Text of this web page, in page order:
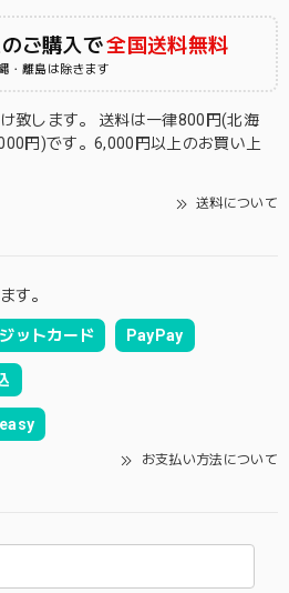
ご購入で全国送料無料
・離島は除きます
致します。 送料は一律800円(北海
円)です。6,000円以上のお買い上
送料について
す。
ットカード PayPay
お支払い方法について